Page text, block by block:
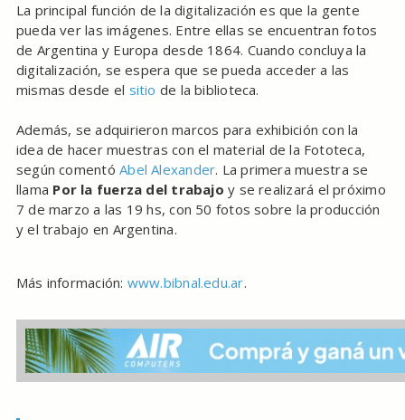
La principal función de la digitalización es que la gente
pueda ver las imágenes. Entre ellas se encuentran fotos
de Argentina y Europa desde 1864. Cuando concluya la
digitalización, se espera que se pueda acceder a las
mismas desde el sitio de la biblioteca.
Además, se adquirieron marcos para exhibición con la
idea de hacer muestras con el material de la Fototeca,
según comentóAbel Alexander. La primera muestra se
llama Por la fuerza del trabajo y se realizará el próximo
7 de marzo a las 19 hs, con 50 fotos sobre la producción
y el trabajo en Argentina.
Más información: www.bibnal.edu.ar.